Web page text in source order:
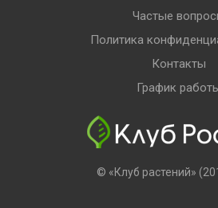
Частые
Политика
Контакты
График
© «Клуб растений»